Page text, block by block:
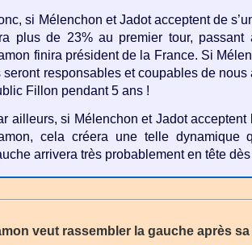
si Mélenchon et Jadot acceptent de
plus de 23% au premier tour, passant
finira président de la France. Si
seront responsables et coupables de
Fillon pendant 5 ans !
ailleurs, si Mélenchon et Jadot acceptent
cela créera une telle dynamique
arrivera très probablement en tête
veut rassembler la gauche après